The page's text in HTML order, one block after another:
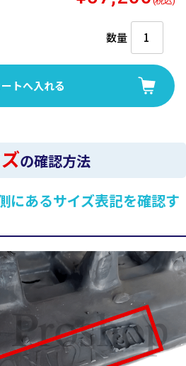
数量
の確認方法
にあるサイズ表記を確認す